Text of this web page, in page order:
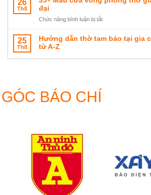
tài
gọn
ưu
gian
khám
gia
chuẩn
lỗ
26
Th8
đại
Chức năng bình luận bị tắtở
Mẫu
25
Th8
Hướng dẫn thờ tam bảo tại gia
từ A-Z
GÓC BÁO CHÍ